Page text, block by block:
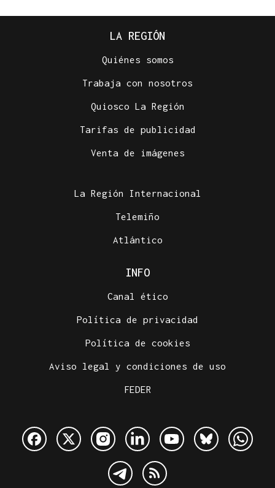
LA REGIÓN
Quiénes somos
Trabaja con nosotros
Quiosco La Región
Tarifas de publicidad
Venta de imágenes
La Región Internacional
Telemiño
Atlántico
INFO
Canal ético
Política de privacidad
Política de cookies
Aviso legal y condiciones de uso
FEDER